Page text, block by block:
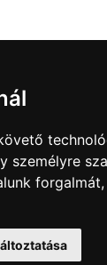
személyre
a Dévai
által